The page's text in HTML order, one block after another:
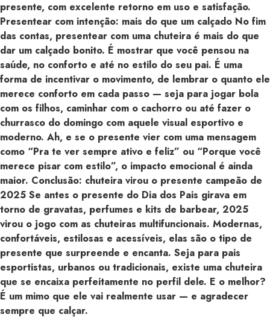
presente, com excelente retorno em uso e satisfação.
Presentear com intenção: mais do que um calçado No fim
das contas, presentear com uma chuteira é mais do que
dar um calçado bonito. É mostrar que você pensou na
saúde, no conforto e até no estilo do seu pai. É uma
forma de incentivar o movimento, de lembrar o quanto ele
merece conforto em cada passo — seja para jogar bola
com os filhos, caminhar com o cachorro ou até fazer o
churrasco do domingo com aquele visual esportivo e
moderno. Ah, e se o presente vier com uma mensagem
como “Pra te ver sempre ativo e feliz” ou “Porque você
merece pisar com estilo”, o impacto emocional é ainda
maior. Conclusão: chuteira virou o presente campeão de
2025 Se antes o presente do Dia dos Pais girava em
torno de gravatas, perfumes e kits de barbear, 2025
virou o jogo com as chuteiras multifuncionais. Modernas,
confortáveis, estilosas e acessíveis, elas são o tipo de
presente que surpreende e encanta. Seja para pais
esportistas, urbanos ou tradicionais, existe uma chuteira
que se encaixa perfeitamente no perfil dele. E o melhor?
É um mimo que ele vai realmente usar — e agradecer
sempre que calçar.